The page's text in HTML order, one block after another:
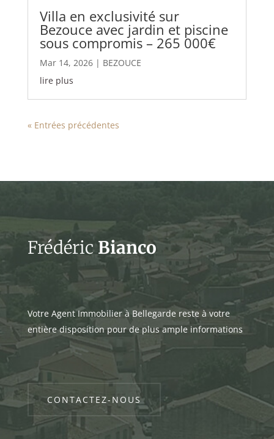
Villa en exclusivité sur
Bezouce avec jardin et piscine
sous compromis – 265 000€
Mar 14, 2026| BEZOUCE
lire plus
« Entrées précédentes
FrédéricBianco
Votre Agent Immobilier à Bellegarde reste à votre
entière disposition pour de plus ample informations
CONTACTEZ-NOUS